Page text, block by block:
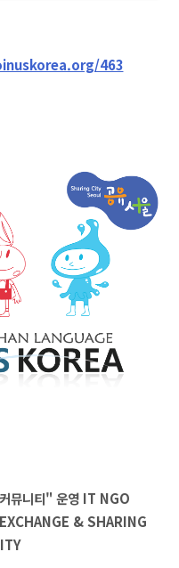
463
뮤니티" 운영 IT NGO
& SHARING